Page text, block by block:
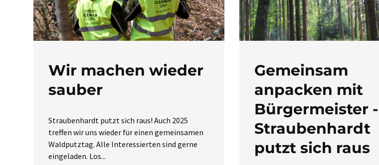
Wir machen wieder
sauber
Straubenhardt putzt sich raus! Auch 2025
treffen wir uns wieder für einen gemeinsamen
Waldputztag. Alle Interessierten sind gerne
eingeladen. Los...
Gemeinsam
anpacken mit
Bürgermeister -
Straubenhardt
putzt sich raus